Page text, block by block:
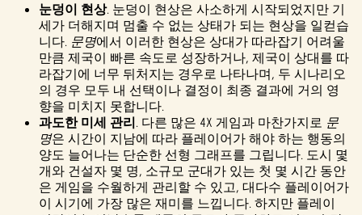
눈덩이 현상. 눈덩이 현상은 사소하게 시작되었지만 기
세가 더해지며 멈출 수 없는 상태가 되는 현상을 일컫습
니다. 문명에서 이러한 현상은 상대가 따라잡기 어려울
만큼 제국이 빠른 속도로 성장하거나, 제국이 상대를 따
라잡기에 너무 뒤처지는 경우로 나타나며, 두 시나리오
의 경우 모두 내 선택이나 결정이 최종 결과에 거의 영
향을 미치지 못합니다.
과도한 미세 관리. 다른 많은 4X 게임과 마찬가지로 문
명은 시간이 지남에 따라 플레이어가 해야 하는 행동의
양도 늘어나는 단순한 선형 그래프를 그립니다. 도시 몇
개와 건설자 몇 명, 소규모 군대가 있는 첫 몇 시간 동안
은 게임을 수월하게 관리할 수 있고, 대다수 플레이어가
이 시기에 가장 많은 재미를 느낍니다. 하지만 플레이